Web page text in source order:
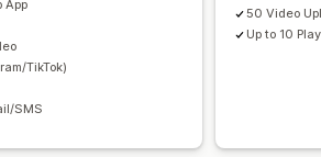
App
TikTok)
SMS
50 Video
Up to 10